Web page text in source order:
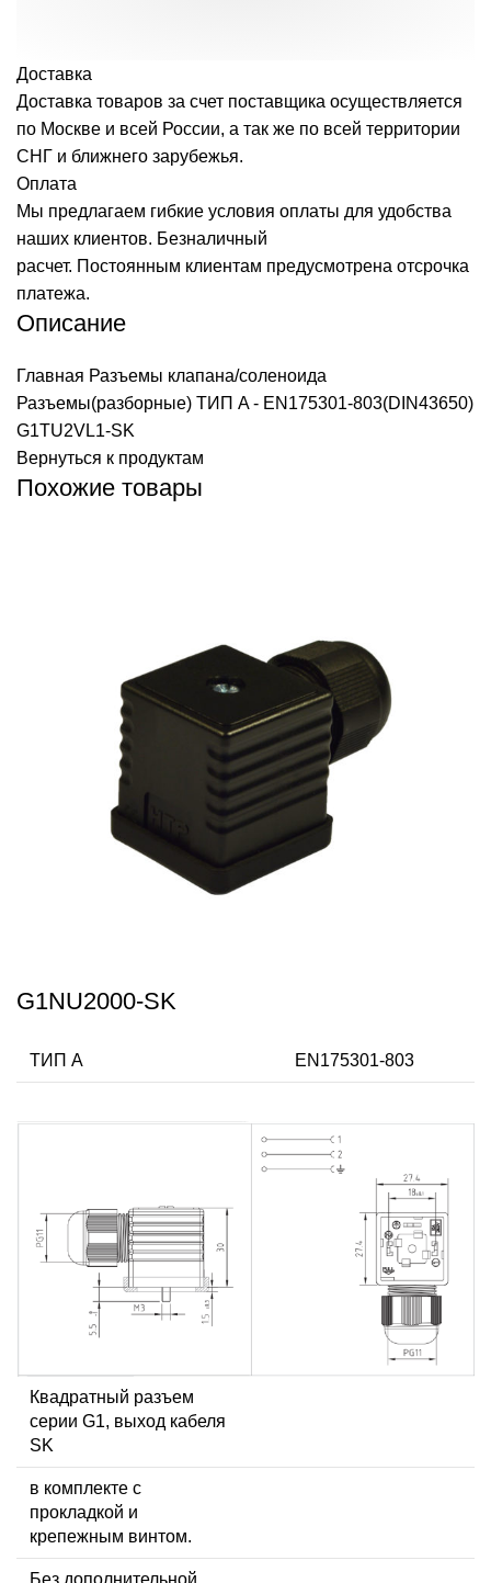
Доставка
Доставка товаров за счет поставщика осуществляется
по Москве и всей России, а так же по всей территории
СНГ и ближнего зарубежья.
Оплата
Мы предлагаем гибкие условия оплаты для удобства
наших клиентов. Безналичный
расчет. Постоянным клиентам предусмотрена отсрочка
платежа.
Описание
Главная Разъемы клапана/соленоида
Разъемы(разборные) ТИП A - EN175301-803(DIN43650)
G1TU2VL1-SK
Вернуться к продуктам
Похожие товары
G1NU2000-SK
ТИП А EN175301-803
Квадратный разъем
серии G1, выход кабеля
SK
в комплекте с
прокладкой и
крепежным винтом.
Без дополнительной